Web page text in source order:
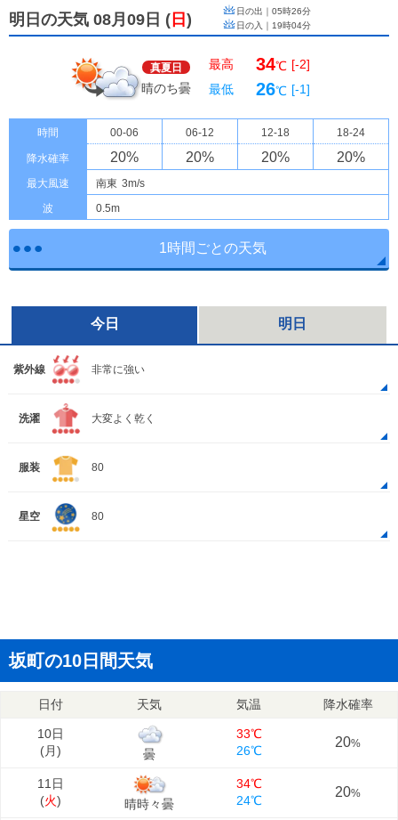
明日の天気 08月09日 ( 日 ) 日の出｜ 05時26分
日の入｜ 19時04分
真夏日
晴のち曇
最高 34℃ [-2]
最低
26℃ [-1]
時間 00-06 06-12 12-18 18-24
降水確率 20% 20% 20% 20%
最大風速 南東 3m/s
波
0.5m
1時間ごとの天気
今日 明日
紫外線 非常に強い
洗濯 大変よく乾く
服装 80
星空 80
坂町の10日間天気
日付 天気 気温 降水確率
10日
(月) 曇
33℃
26℃
20%
11日
(火) 晴時々曇
34℃
24℃
20%